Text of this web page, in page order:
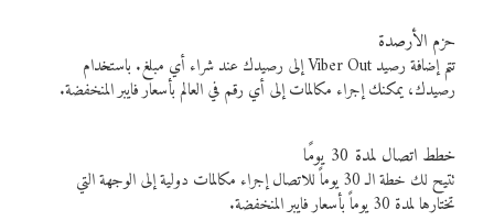
حزم الأرصدة
تتم إضافة رصيد Viber Out إلى رصيدك عند شراء أي مبلغ. باستخدام
رصيدك، يمكنك إجراء مكالمات إلى أي رقم في العالم بأسعار فايبر المنخفضة.
خطط اتصال لمدة 30 يومًا
تتيح لك خطة الـ 30 يوماً للاتصال إجراء مكالمات دولية إلى الوجهة التي
تختارها لمدة 30 يوماً بأسعار فايبر المنخفضة.